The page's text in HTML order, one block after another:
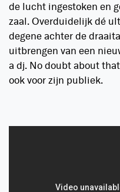
de lucht ingestoken en
zaal. Overduidelijk dé
degene achter de
uitbrengen van een
a dj. No doubt about
ook voor zijn publiek.